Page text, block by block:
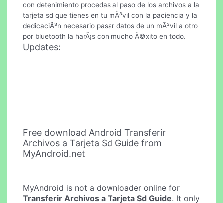
con detenimiento procedas al paso de los archivos a la
tarjeta sd que tienes en tu mÃ³vil con la paciencia y la
dedicaciÃ³n necesario pasar datos de un mÃ³vil a otro
por bluetooth la harÃ¡s con mucho Ã©xito en todo.
Updates:
Free download Android Transferir
Archivos a Tarjeta Sd Guide from
MyAndroid.net
MyAndroid is not a downloader online for
Transferir Archivos a Tarjeta Sd Guide. It only